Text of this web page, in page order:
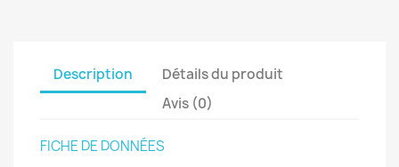
Description
Détails du produit
Avis (0)
FICHE DE DONNÉES